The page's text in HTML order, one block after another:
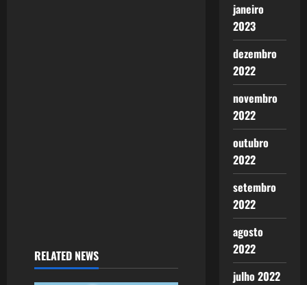
RELATED NEWS
janeiro
2023
dezembro
2022
novembro
2022
outubro
2022
setembro
2022
agosto
2022
julho 2022